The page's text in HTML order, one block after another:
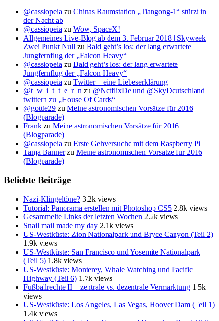
@cassiopeia zu Chinas Raumstation „Tiangong-1“ stürzt in
der Nacht ab
@cassiopeia zu Wow, SpaceX!
Allgemeines Live-Blog ab dem 3. Februar 2018 | Skyweek
Zwei Punkt Null zu Bald geht’s los: der lang erwartete
Jungfernflug der „Falcon Heavy“
@cassiopeia zu Bald geht’s los: der lang erwartete
Jungfernflug der „Falcon Heavy“
@cassiopeia zu Twitter – eine Liebeserklärung
@t_w_i_t_t_e_r_n zu @NetflixDe und @SkyDeutschland
twittern zu „House Of Cards“
@gottie29 zu Meine astronomischen Vorsätze für 2016
(Blogparade)
Frank zu Meine astronomischen Vorsätze für 2016
(Blogparade)
@cassiopeia zu Erste Gehversuche mit dem Raspberry Pi
Tanja Bannerzu Meine astronomischen Vorsätze für 2016
(Blogparade)
Beliebte Beiträge
Nazi-Klingeltöne? 3.2k views
Tutorial: Panorama erstellen mit Photoshop CS5 2.8k views
Gesammelte Links der letzten Wochen 2.2k views
Snail mail made my day 2.1k views
US-Westküste: Zion Nationalpark und Bryce Canyon (Teil 2)
1.9k views
US-Westküste: San Francisco und Yosemite Nationalpark
(Teil 5) 1.8k views
US-Westküste: Monterey, Whale Watching und Pacific
Highway (Teil 6) 1.7k views
Fußballrechte II – zentrale vs. dezentrale Vermarktung 1.5k
views
US-Westküste: Los Angeles, Las Vegas, Hoover Dam (Teil 1)
1.4k views